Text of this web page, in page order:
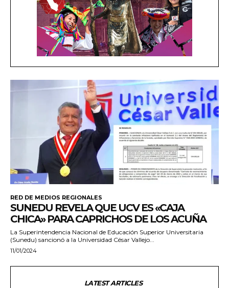
RED DE MEDIOS REGIONALES
SUNEDU REVELA QUE UCV ES «CAJA
CHICA» PARA CAPRICHOS DE LOS ACUÑA
La Superintendencia Nacional de Educación Superior Universitaria
(Sunedu) sancionó a la Universidad César Vallejo...
11/01/2024
LATEST ARTICLES